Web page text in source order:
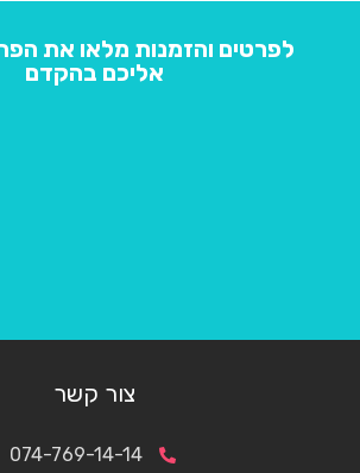
לפרטים והזמנות מלאו את
אליכם בהקדם
צור קשר
074-769-14-14